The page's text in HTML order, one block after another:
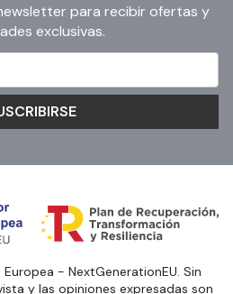
para recibir ofertas y
exclusivas.
- NextGenerationEU. Sin
y las opiniones expresadas son